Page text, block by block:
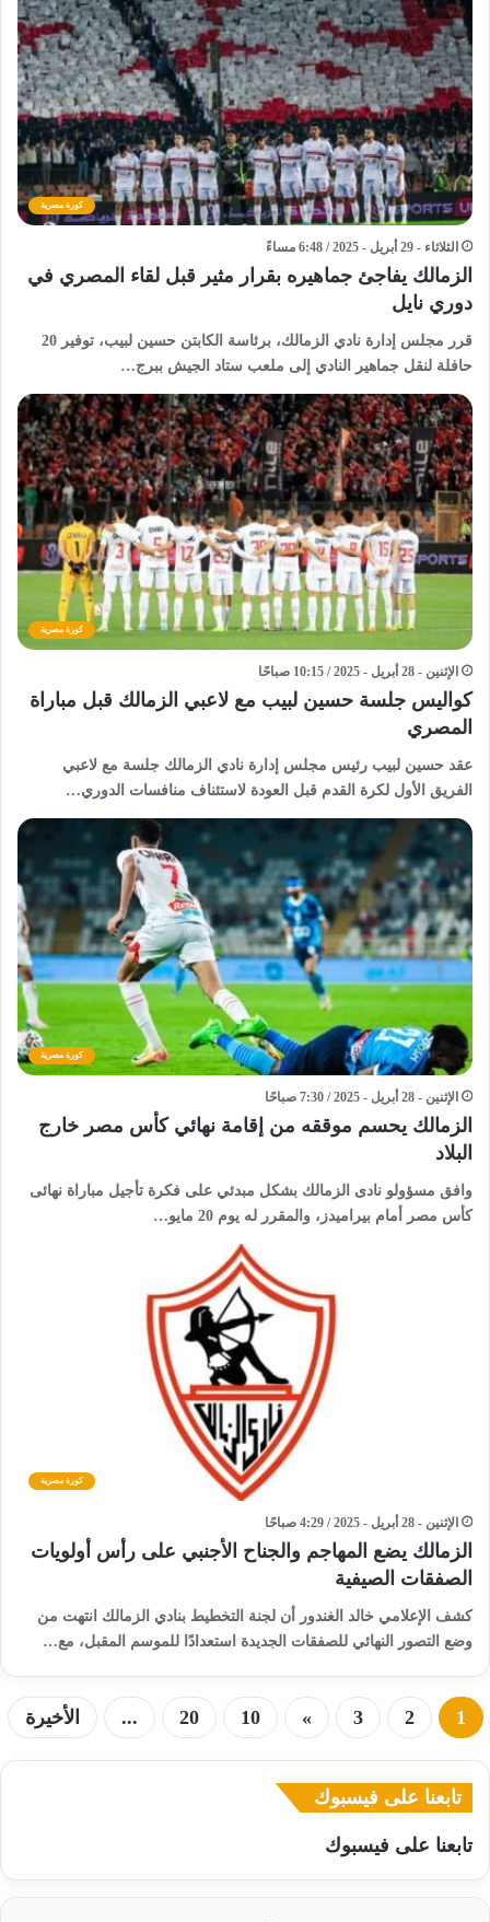
كورة مصرية
الثلاثاء - 29 أبريل - 2025 / 6:48 مساءً
الزمالك يفاجئ جماهيره بقرار مثير قبل لقاء المصري في
دوري نايل
قرر مجلس إدارة نادي الزمالك، برئاسة الكابتن حسين لبيب، توفير 20
حافلة لنقل جماهير النادي إلى ملعب ستاد الجيش ببرج…
كورة مصرية
الإثنين - 28 أبريل - 2025 / 10:15 صباحًا
كواليس جلسة حسين لبيب مع لاعبي الزمالك قبل مباراة
المصري
عقد حسين لبيب رئيس مجلس إدارة نادي الزمالك جلسة مع لاعبي
الفريق الأول لكرة القدم قبل العودة لاستئناف منافسات الدوري…
كورة مصرية
الإثنين - 28 أبريل - 2025 / 7:30 صباحًا
الزمالك يحسم موققه من إقامة نهائي كأس مصر خارج
البلاد
وافق مسؤولو نادى الزمالك بشكل مبدئي على فكرة تأجيل مباراة نهائى
كأس مصر أمام بيراميدز، والمقرر له يوم 20 مايو…
كورة مصرية
الإثنين - 28 أبريل - 2025 / 4:29 صباحًا
الزمالك يضع المهاجم والجناح الأجنبي على رأس أولويات
الصفقات الصيفية
كشف الإعلامي خالد الغندور أن لجنة التخطيط بنادي الزمالك انتهت من
وضع التصور النهائي للصفقات الجديدة استعدادًا للموسم المقبل، مع…
1
2
3
»
10
20
... الأخيرة
تابعنا على فيسبوك
تابعنا على فيسبوك